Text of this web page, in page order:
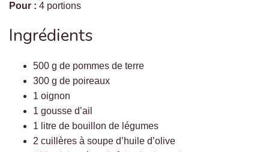
Pour : 4 portions
Ingrédients
500 g de pommes de terre
300 g de poireaux
1 oignon
1 gousse d’ail
1 litre de bouillon de légumes
2 cuillères à soupe d’huile d’olive